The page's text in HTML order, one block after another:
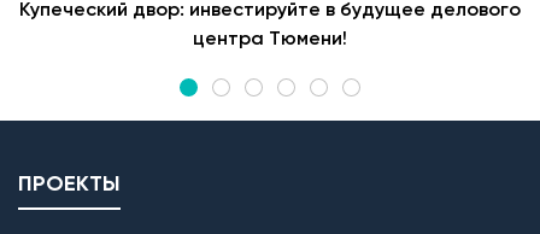
Купеческий двор: инвестируйте в будущее делового
центра Тюмени!
ПРОЕКТЫ